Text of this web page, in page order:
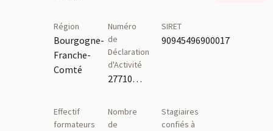
Région
Bourgogne-
Franche-
Comté
Numéro
de
Déclaration
d'Activité
27710308571
SIRET
90945496900017
Effectif
formateurs
Nombre
de
Stagiaires
confiés à